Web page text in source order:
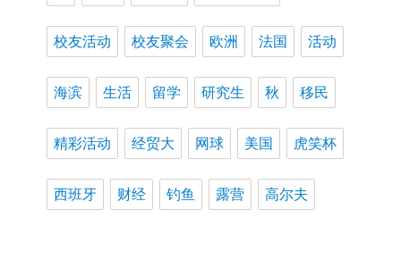
校友活动 校友聚会 欧洲 法国 活动
海滨 生活 留学 研究生 秋 移民
精彩活动 经贸大 网球 美国 虎笑杯
西班牙 财经 钓鱼 露营 高尔夫